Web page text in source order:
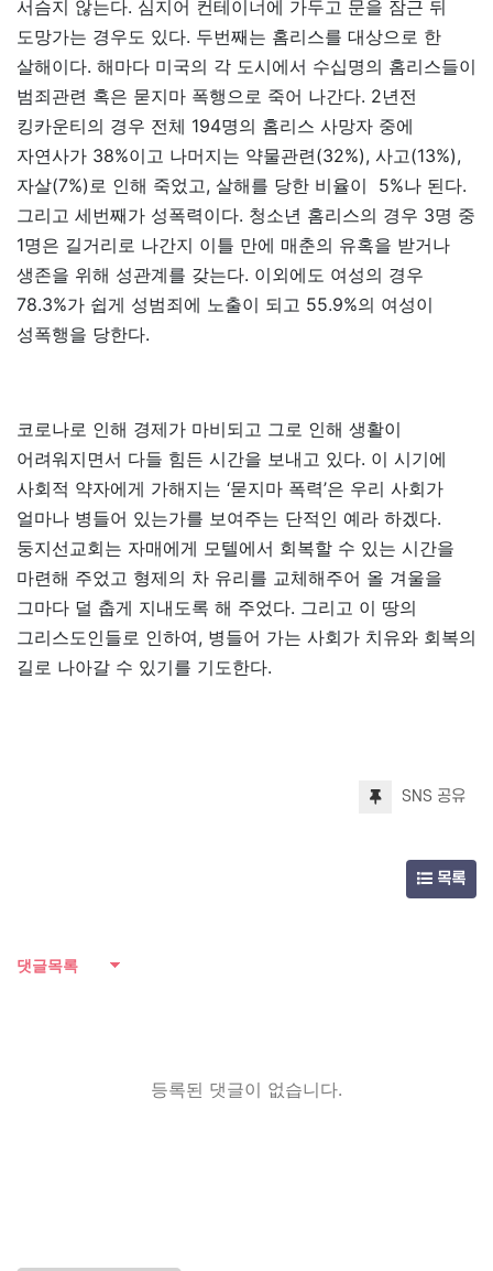
서슴지 않는다. 심지어 컨테이너에 가두고 문을 잠근 뒤
도망가는 경우도 있다. 두번째는 홈리스를 대상으로 한
살해이다. 해마다 미국의 각 도시에서 수십명의 홈리스들이
범죄관련 혹은 묻지마 폭행으로 죽어 나간다. 2년전
킹카운티의 경우 전체 194명의 홈리스 사망자 중에
자연사가 38%이고 나머지는 약물관련(32%), 사고(13%),
자살(7%)로 인해 죽었고, 살해를 당한 비율이 5%나 된다.
그리고 세번째가 성폭력이다. 청소년 홈리스의 경우 3명 중
1명은 길거리로 나간지 이틀 만에 매춘의 유혹을 받거나
생존을 위해 성관계를 갖는다. 이외에도 여성의 경우
78.3%가 쉽게 성범죄에 노출이 되고 55.9%의 여성이
성폭행을 당한다.
코로나로 인해 경제가 마비되고 그로 인해 생활이
어려워지면서 다들 힘든 시간을 보내고 있다. 이 시기에
사회적 약자에게 가해지는 ‘묻지마 폭력’은 우리 사회가
얼마나 병들어 있는가를 보여주는 단적인 예라 하겠다.
둥지선교회는 자매에게 모텔에서 회복할 수 있는 시간을
마련해 주었고 형제의 차 유리를 교체해주어 올 겨울을
그마다 덜 춥게 지내도록 해 주었다. 그리고 이 땅의
그리스도인들로 인하여, 병들어 가는 사회가 치유와 회복의
길로 나아갈 수 있기를 기도한다.
SNS 공유
목록
댓글목록
등록된 댓글이 없습니다.